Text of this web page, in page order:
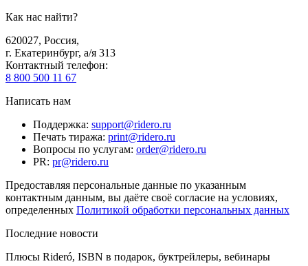
Как нас найти?
620027, Россия,
г. Екатеринбург, а/я 313
Контактный телефон:
8 800 500 11 67
Написать нам
Поддержка: support@ridero.ru
Печать тиража: print@ridero.ru
Вопросы по услугам: order@ridero.ru
PR: pr@ridero.ru
Предоставляя персональные данные по указанным
контактным данным, вы даёте своё согласие на условиях,
определенных Политикой обработки персональных данных
Последние новости
Плюсы Rideró, ISBN в подарок, буктрейлеры, вебинары